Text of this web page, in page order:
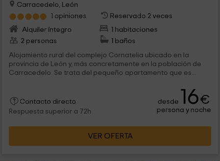
Carracedelo, León
1 opiniones
Reservado 2 veces
Alquiler íntegro
1 habitaciones
2 personas
1 baños
Alojamiento rural del complejo Cornatelia ubicado en la
provincia de León y, más concretamente en la población de
Carracedelo. Se trata del pequeño apartamento que es...
Contacto directo
Respuesta superior a 72h
desde 16€
persona y noche
VER OFERTA